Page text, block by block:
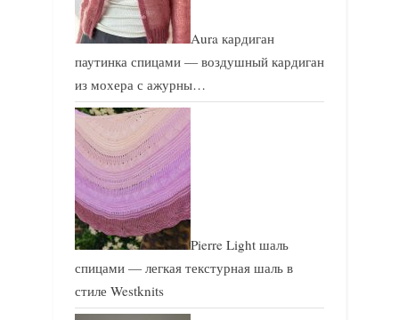
Aura кардиган
паутинка спицами — воздушный кардиган
из мохера с ажурны…
Pierre Light шаль
спицами — легкая текстурная шаль в
стиле Westknits